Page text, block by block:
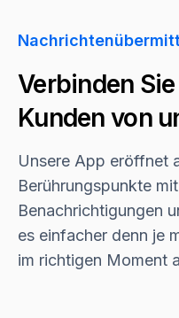
Verbinden
Kunden von
Unsere App eröffnet
Berührungspunkte
Benachrichtigungen
es einfacher denn je
im richtigen Moment